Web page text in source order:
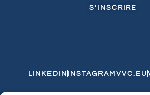
S'INSCRIRE
LINKEDIN INSTAGRAM VVC.EU